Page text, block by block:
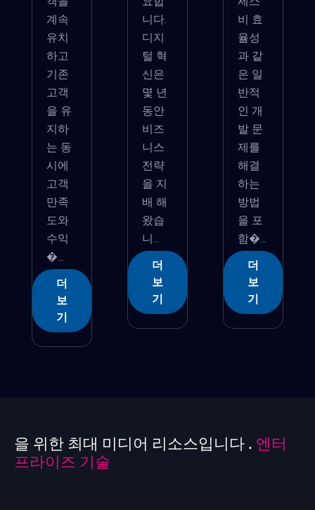
계속
유치
하고
기존
고객
을 유
지하
는 동
시에
고객
만족
도와
수익
�...
더
보
기
니다.
디지
털 혁
신은
몇 년
동안
비즈
니스
전략
을 지
배 해
왔습
니...
더
보
기
비 효
율성
과 같
은 일
반적
인 개
발 문
제를
해결
하는
방법
을 포
함�...
더
보
기
을 위한 최대 미디어 리소스입니다 . 엔터
프라이즈 기술